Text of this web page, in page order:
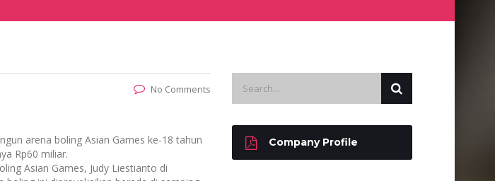
No Comments
arena boling Asian Games ke-18 tahun
Rp60 miliar.
Asian Games, Judy Liestianto di
Company Profile